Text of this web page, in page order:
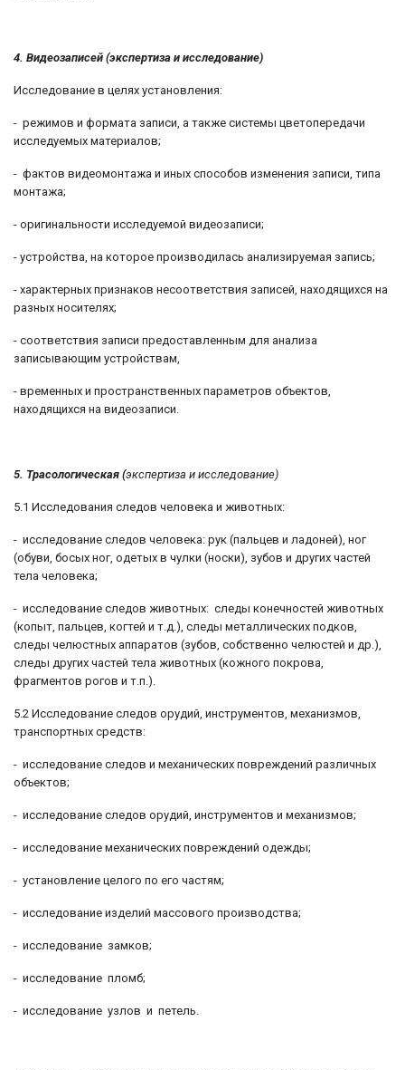
4. Видеозаписей (экспертиза и исследование)
Исследование в целях установления:
- режимов и формата записи, а также системы цветопередачи
исследуемых материалов;
- фактов видеомонтажа и иных способов изменения записи, типа
монтажа;
- оригинальности исследуемой видеозаписи;
- устройства, на которое производилась анализируемая запись;
- характерных признаков несоответствия записей, находящихся на
разных носителях;
- соответствия записи предоставленным для анализа
записывающим устройствам,
- временных и пространственных параметров объектов,
находящихся на видеозаписи.
5. Трасологическая (экспертиза и исследование)
5.1 Исследования следов человека и животных:
- исследование следов человека: рук (пальцев и ладоней), ног
(обуви, босых ног, одетых в чулки (носки), зубов и других частей
тела человека;
- исследование следов животных: следы конечностей животных
(копыт, пальцев, когтей и т.д.), следы металлических подков,
следы челюстных аппаратов (зубов, собственно челюстей и др.),
следы других частей тела животных (кожного покрова,
фрагментов рогов и т.п.).
5.2 Исследование следов орудий, инструментов, механизмов,
транспортных средств:
- исследование следов и механических повреждений различных
объектов;
- исследование следов орудий, инструментов и механизмов;
- исследование механических повреждений одежды;
- установление целого по его частям;
- исследование изделий массового производства;
- исследование замков;
- исследование пломб;
- исследование узлов и петель.